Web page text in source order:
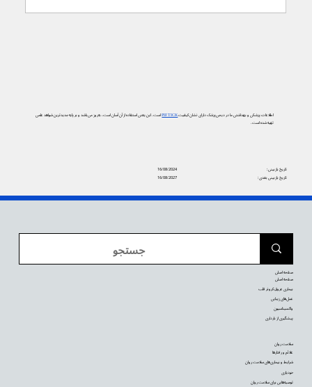
اطلاعات پزشکی و بهداشتی ما در دیجی‌پزشک دارای نشان کیفیتPIF TICKاست. این یعنی استفاده از آن آسان است، به‌روز می‌باشد و بر پایه جدیدترین شواهد علمی
تهیه شده است.
16/08/2024
تاریخ بازبینی:
16/08/2027
تاریخ بازبینی بعدی:
سلامت روان
علائم و رفتارها
شرایط و بیماری‌های سلامت روان
خودیاری
توصیه‌‌هایی برای سلامت روان
صفحه اصلی
صفحه اصلی
بیماری عروق کرونر قلب
عمل‌های زیبایی
واکسیناسیون
پیشگیری از بارداری